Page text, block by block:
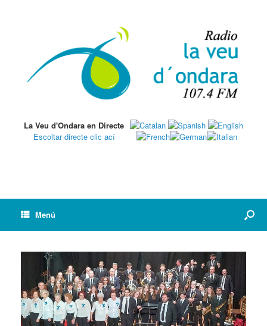
La Veu d'Ondara en Directe
Escoltar directe clic ací
Menú